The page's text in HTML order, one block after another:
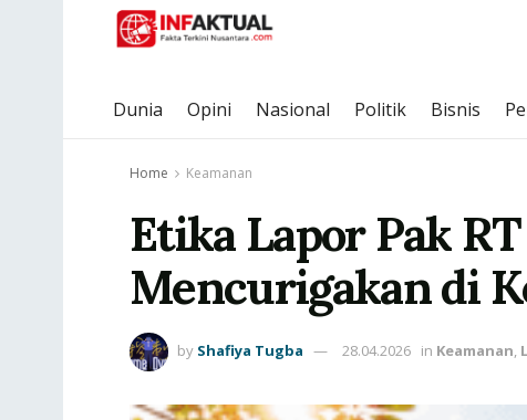
Dunia Opini Nasional Politik Bisnis
Home Keamanan
Etika Lapor Pak
Mencurigakan di
by Shafiya Tugba 28.04.2026 in Keamanan,